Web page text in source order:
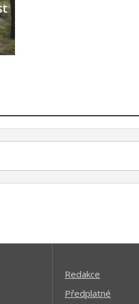
Redakce
Předplatné